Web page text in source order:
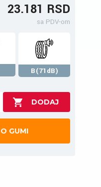
23.181 RSD
sa PDV-om
B(71dB)
GUMI